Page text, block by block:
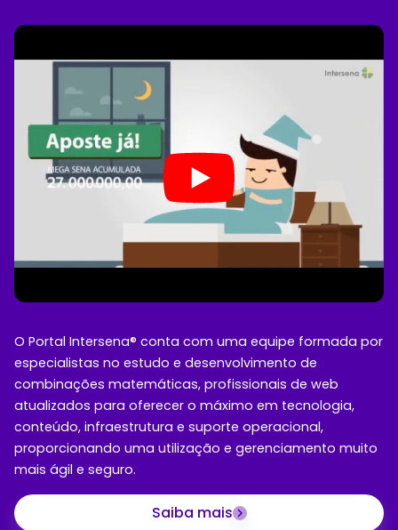
O Portal Intersena® conta com uma equipe formada por
especialistas no estudo e desenvolvimento de
combinações matemáticas, profissionais de web
atualizados para oferecer o máximo em tecnologia,
conteúdo, infraestrutura e suporte operacional,
proporcionando uma utilização e gerenciamento muito
mais ágil e seguro.
Saiba mais